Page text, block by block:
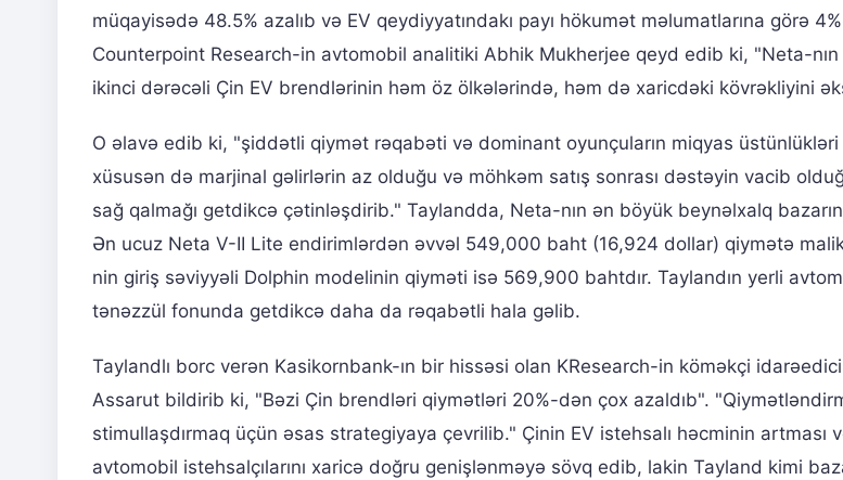
müqayisədə 48.5% azalıb və EV qeydiyyatındakı payı hökumət məlumatlarına görə
Counterpoint Research-in avtomobil analitiki Abhik Mukherjee qeyd edib ki, "Neta-nın
ikinci dərəcəli Çin EV brendlərinin həm öz ölkələrində, həm də xaricdəki kövrəkliyini
O əlavə edib ki, "şiddətli qiymət rəqabəti və dominant oyunçuların miqyas
xüsusən də marjinal gəlirlərin az olduğu və möhkəm satış sonrası dəstəyin vacib
sağ qalmağı getdikcə çətinləşdirib." Taylandda, Neta-nın ən böyük beynəlxalq
Ən ucuz Neta V-II Lite endirimlərdən əvvəl 549,000 baht (16,924 dollar) qiymətə
nin giriş səviyyəli Dolphin modelinin qiyməti isə 569,900 bahtdır. Taylandın yerli
tənəzzül fonunda getdikcə daha da rəqabətli hala gəlib.
Taylandlı borc verən Kasikornbank-ın bir hissəsi olan KResearch-in köməkçi
Assarut bildirib ki, "Bəzi Çin brendləri qiymətləri 20%-dən çox azaldıb".
stimullaşdırmaq üçün əsas strategiyaya çevrilib." Çinin EV istehsalı həcminin artması
avtomobil istehsalçılarını xaricə doğru genişlənməyə sövq edib, lakin Tayland kimi